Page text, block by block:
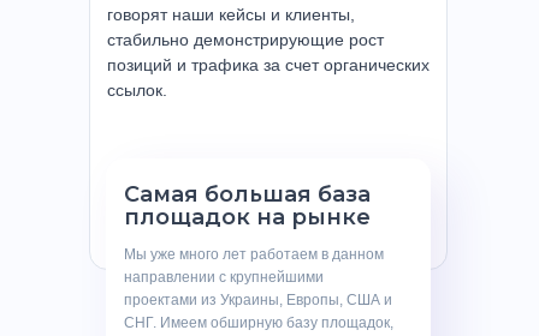
говорят наши кейсы и клиенты,
стабильно демонстрирующие рост
позиций и трафика за счет органических
ссылок.
Самая большая база
площадок на рынке
Мы уже много лет работаем в данном
направлении с крупнейшими
проектами из Украины, Европы, США и
СНГ. Имеем обширную базу площадок,